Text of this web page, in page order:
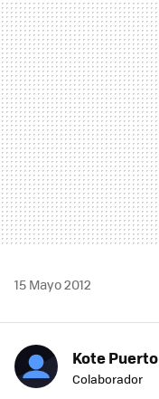
MAIL
15 Mayo 2012
Kote Puerto
Colaborador